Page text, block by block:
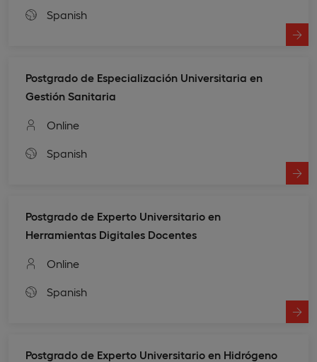
Spanish
Postgrado de Especialización Universitaria en
Gestión Sanitaria
Online
Spanish
Postgrado de Experto Universitario en
Herramientas Digitales Docentes
Online
Spanish
Postgrado de Experto Universitario en Hidrógeno